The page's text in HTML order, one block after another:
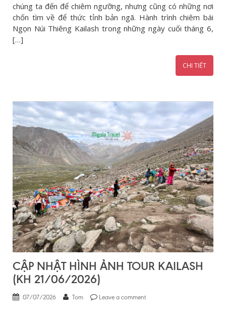
chúng ta đến để chiêm ngưỡng, nhưng cũng có những nơi
chốn tìm về để thức tỉnh bản ngã. Hành trình chiêm bái
Ngọn Núi Thiêng Kailash trong những ngày cuối tháng 6,
[…]
CHI TIẾT
CẬP NHẬT HÌNH ẢNH TOUR KAILASH
(KH 21/06/2026)
07/07/2026 Tom Leave a comment